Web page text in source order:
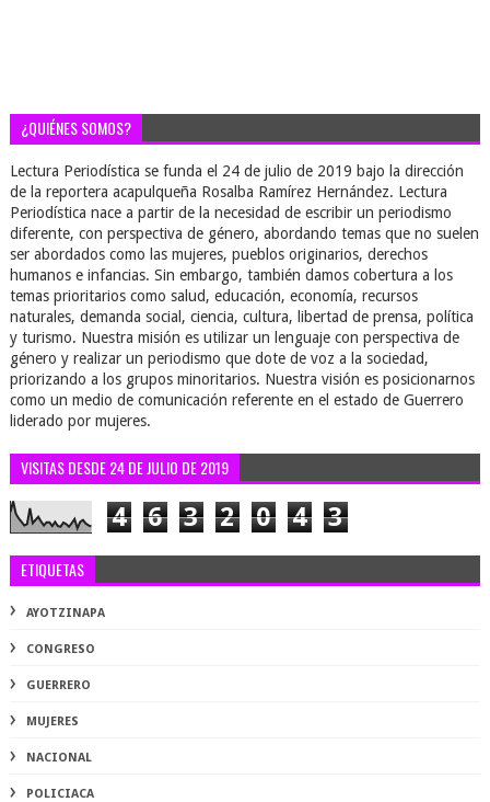
¿QUIÉNES SOMOS?
Lectura Periodística se funda el 24 de julio de 2019 bajo la dirección
de la reportera acapulqueña Rosalba Ramírez Hernández. Lectura
Periodística nace a partir de la necesidad de escribir un periodismo
diferente, con perspectiva de género, abordando temas que no suelen
ser abordados como las mujeres, pueblos originarios, derechos
humanos e infancias. Sin embargo, también damos cobertura a los
temas prioritarios como salud, educación, economía, recursos
naturales, demanda social, ciencia, cultura, libertad de prensa, política
y turismo. Nuestra misión es utilizar un lenguaje con perspectiva de
género y realizar un periodismo que dote de voz a la sociedad,
priorizando a los grupos minoritarios. Nuestra visión es posicionarnos
como un medio de comunicación referente en el estado de Guerrero
liderado por mujeres.
VISITAS DESDE 24 DE JULIO DE 2019
4 6 3 2 0 4 3
ETIQUETAS
AYOTZINAPA
CONGRESO
GUERRERO
MUJERES
NACIONAL
POLICIACA